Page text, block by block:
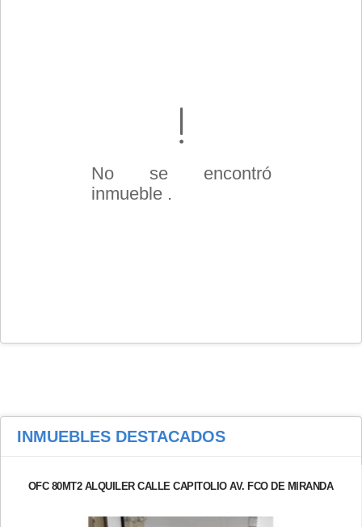
No se encontró
inmueble .
INMUEBLES DESTACADOS
OFC 80MT2 ALQUILER CALLE CAPITOLIO AV. FCO DE MIRANDA